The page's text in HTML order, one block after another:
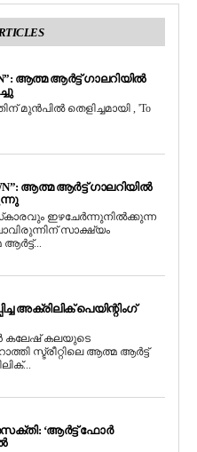
ആത്മ ആർട്ട് ഗാലറിയിൽ
മുൻപിൽ തെളിച്ചമായി , 'To
ആത്മ ആർട്ട് ഗാലറിയിൽ
ഇഴചേർന്നുനിൽക്കുന്ന
സാക്ഷ്യം
അക്രിലിക് പെയിന്റിംഗ്
കലേഷ് കലയുടെ
സ്ട്രീറ്റിലെ ആത്മ ആർട്ട്
‘ആർട്ട് ഫോർ